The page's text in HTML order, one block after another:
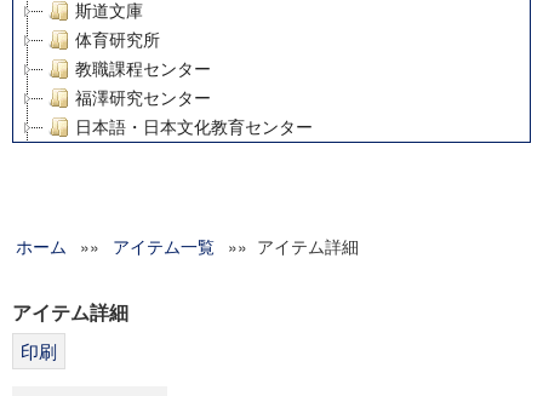
斯道文庫
体育研究所
教職課程センター
福澤研究センター
日本語・日本文化教育センター
グローバルリサーチインスティテュート
科学研究費補助金研究成果報告書
ホーム »» アイテム一覧 »» アイテム詳細
アイテム詳細